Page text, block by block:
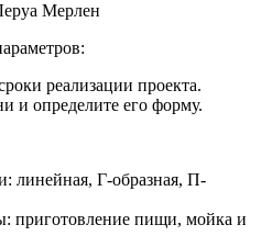
Мерлен
реализации проекта.
и определите его форму.
линейная, Г-образная, П-
приготовление пищи, мойка и